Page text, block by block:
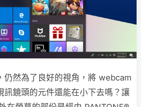
仍然為了良好的視角，將 webcam
訊鏡頭的元件還能在小下去嗎？讓